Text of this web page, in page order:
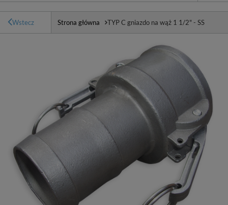
Wstecz Strona główna TYP C gniazdo na wąż 1 1/2" - SS